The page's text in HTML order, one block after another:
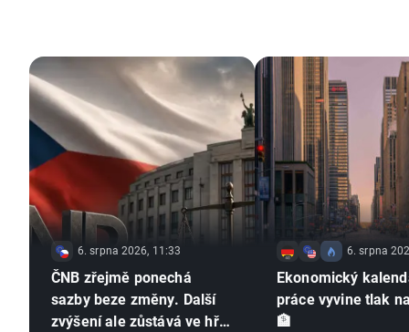
6. srpna 2026, 11:33
ČNB zřejmě ponechá
sazby beze změny. Další
zvýšení ale zůstává ve hře
6. srpna
Ekonomický
práce vyvine tlak
🏦